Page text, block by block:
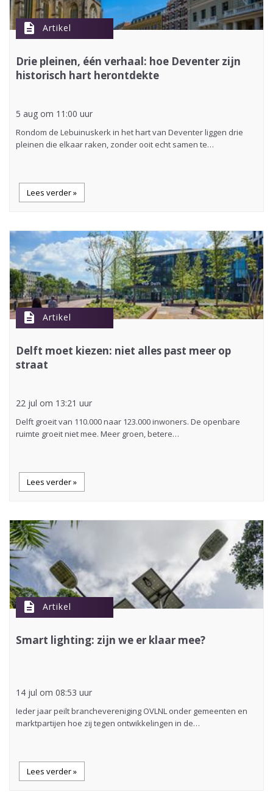
description Artikel
Drie pleinen, één verhaal: hoe Deventer zijn
historisch hart herontdekte
5 aug om 11:00 uur
Rondom de Lebuinuskerk in het hart van Deventer liggen drie
pleinen die elkaar raken, zonder ooit echt samen te…
Lees verder »
description Artikel
Delft moet kiezen: niet alles past meer op
straat
22 jul om 13:21 uur
Delft groeit van 110.000 naar 123.000 inwoners. De openbare
ruimte groeit niet mee. Meer groen, betere…
Lees verder »
description Artikel
Smart lighting: zijn we er klaar mee?
14 jul om 08:53 uur
Ieder jaar peilt branchevereniging OVLNL onder gemeenten en
marktpartijen hoe zij tegen ontwikkelingen in de…
Lees verder »